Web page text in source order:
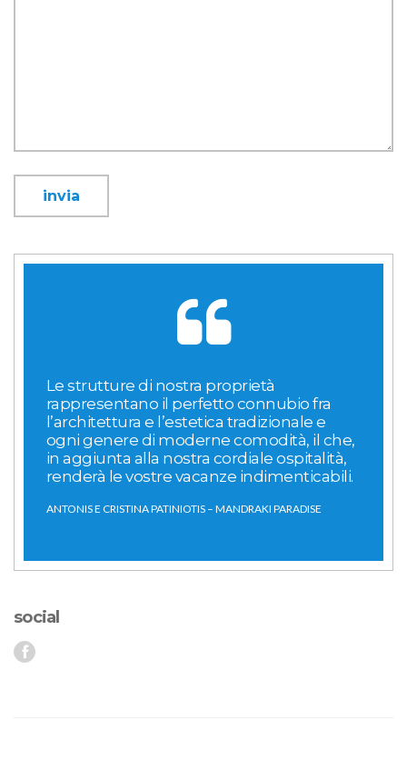
invia
Le strutture di nostra proprietà
rappresentano il perfetto connubio fra
l’architettura e l’estetica tradizionale e
ogni genere di moderne comodità, il che,
in aggiunta alla nostra cordiale ospitalità,
renderà le vostre vacanze indimenticabili.
ANTONIS E CRISTINA PATINIOTIS – MANDRAKI PARADISE
social